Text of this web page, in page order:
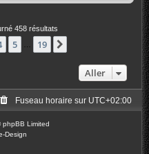
458 résultats
5 19
Aller
Fuseau horaire sur UTC+02:00
Limited
Design